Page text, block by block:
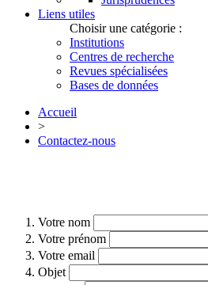
Liens utiles
Choisir une catégorie :
Institutions
Centres de recherche
Revues spécialisées
Bases de données
Accueil
>
Contactez-nous
Votre nom
Votre prénom
Votre email
Objet